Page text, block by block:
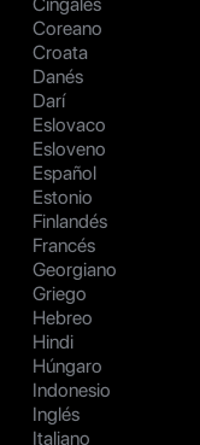
Coreano
Croata
Danés
Darí
Eslovaco
Esloveno
Español
Estonio
Finlandés
Francés
Georgiano
Griego
Hebreo
Hindi
Húngaro
Indonesio
Inglés
Italiano